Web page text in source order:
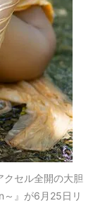
クセル全開の大胆
～』が6月25日リ